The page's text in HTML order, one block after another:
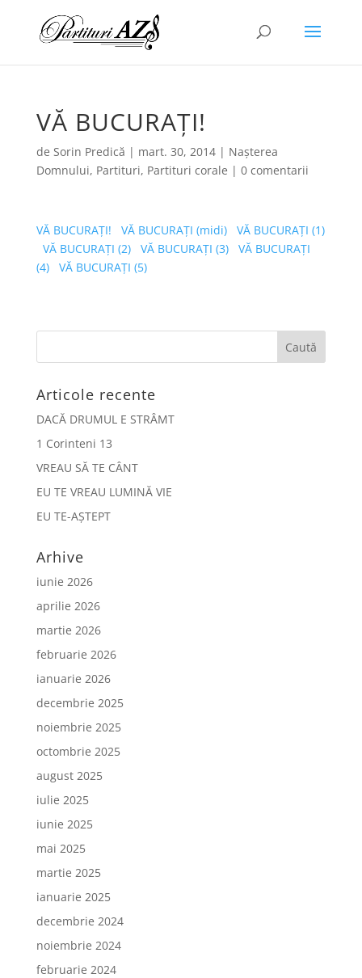
VĂ BUCURAȚI!
de Sorin Predică | mart. 30, 2014| Nașterea
Domnului, Partituri, Partituri corale | 0 comentarii
VĂ BUCURAȚI! VĂ BUCURAȚI (midi)
VĂ BUCURAȚI (1)
VĂ BUCURAȚI (2)
VĂ BUCURAȚI (3)
VĂ BUCURAȚI
(4)
VĂ BUCURAȚI (5)
Articole recente
DACĂ DRUMUL E STRÂMT
1 Corinteni 13
VREAU SĂ TE CÂNT
EU TE VREAU LUMINĂ VIE
EU TE-AȘTEPT
Arhive
iunie 2026
aprilie 2026
martie 2026
februarie 2026
ianuarie 2026
decembrie 2025
noiembrie 2025
octombrie 2025
august 2025
iulie 2025
iunie 2025
mai 2025
martie 2025
ianuarie 2025
decembrie 2024
noiembrie 2024
februarie 2024